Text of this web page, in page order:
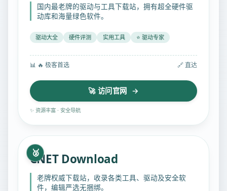
国内最老牌的驱动与工具下载站，拥有超全硬件驱
动库和海量绿色软件。
驱动大全 硬件评测 实用工具 ⭐ 驱动专家
📊 🔥 极客首选 🔗 直达
🚀 访问官网 →
✨ 资源丰富 · 安全导航
🥈
CNET Download
老牌权威下载站，收录各类工具、驱动及安全软
件，编辑严选无捆绑。